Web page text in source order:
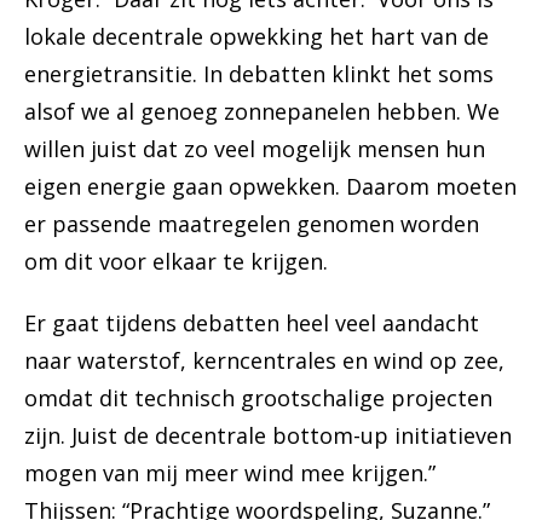
lokale decentrale opwekking het hart van de
energietransitie. In debatten klinkt het soms
alsof we al genoeg zonnepanelen hebben. We
willen juist dat zo veel mogelijk mensen hun
eigen energie gaan opwekken. Daarom moeten
er passende maatregelen genomen worden
om dit voor elkaar te krijgen.
Er gaat tijdens debatten heel veel aandacht
naar waterstof, kerncentrales en wind op zee,
omdat dit technisch grootschalige projecten
zijn. Juist de decentrale bottom-up initiatieven
mogen van mij meer wind mee krijgen.”
Thijssen: “Prachtige woordspeling, Suzanne.”